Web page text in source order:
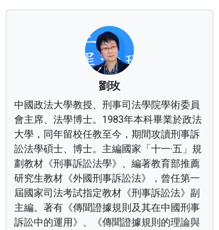
劉玫
中國政法大學教授、刑事司法學院學術委員
會主席、法學博士。1983年本科畢業於政法
大學，同年留校任教至今，期間攻讀刑事訴
訟法學碩士、博士。主編國家「十一·五」規
劃教材《刑事訴訟法學》、編著教育部推薦
研究生教材《外國刑事訴訟法》，曾任第一
屆國家司法考試指定教材《刑事訴訟法》副
主編。著有《傳聞證據規則及其在中國刑事
訴訟中的運用》、《傳聞證據規則的理論與